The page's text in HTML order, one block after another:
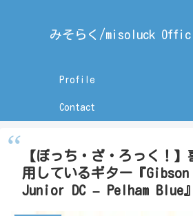
みそらく/misoluck
Profile
Contact
【ぼっち・ざ・ろっく！
用しているギター『Gibson
Junior DC – Pelham Blue